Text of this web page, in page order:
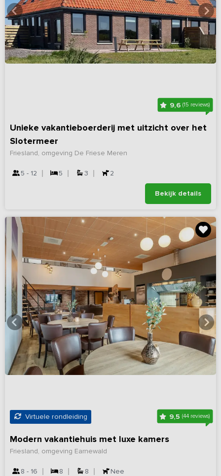
9,6(15 reviews)
Unieke vakantieboerderij met uitzicht over het
Slotermeer
Friesland, omgeving De Friese Meren
5 - 12 5 3 2
Bekijk details
Virtuele rondleiding 9,5(44 reviews)
Modern vakantiehuis met luxe kamers
Friesland, omgeving Earnewald
8 - 16 8 8 Nee